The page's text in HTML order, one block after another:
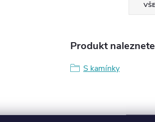
Produkt
S kamínky